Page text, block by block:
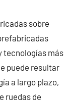
sobre
tecnologías más
puede resultar
a largo plazo,
ruedas de